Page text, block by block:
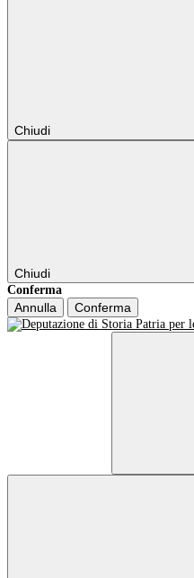
Chiudi
Chiudi
Conferma
Annulla Conferma